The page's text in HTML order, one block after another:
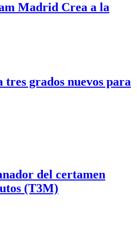
Madrid Crea a la
tres grados nuevos para
del certamen
(T3M)